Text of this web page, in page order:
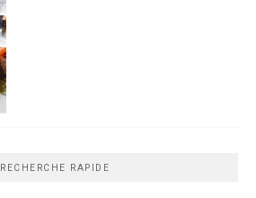
RECHERCHE RAPIDE